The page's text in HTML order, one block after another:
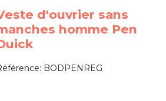
d'ouvrier sans
homme Pen
BODPENREG